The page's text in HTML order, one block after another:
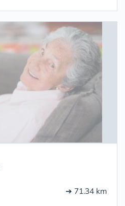
➔ 71.34 km